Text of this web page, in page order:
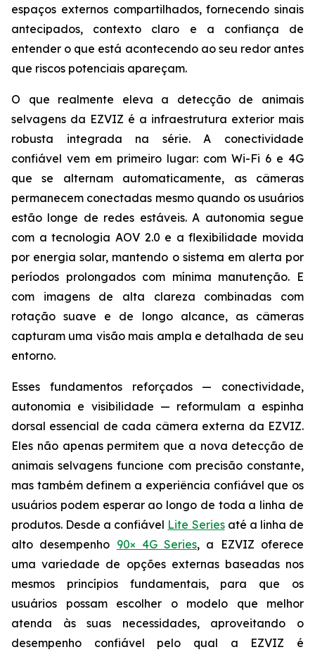
espaços externos compartilhados, fornecendo sinais
antecipados, contexto claro e a confiança de
entender o que está acontecendo ao seu redor antes
que riscos potenciais apareçam.
O que realmente eleva a detecção de animais
selvagens da EZVIZ é a infraestrutura exterior mais
robusta integrada na série. A conectividade
confiável vem em primeiro lugar: com Wi-Fi 6 e 4G
que se alternam automaticamente, as câmeras
permanecem conectadas mesmo quando os usuários
estão longe de redes estáveis. A autonomia segue
com a tecnologia AOV 2.0 e a flexibilidade movida
por energia solar, mantendo o sistema em alerta por
períodos prolongados com mínima manutenção. E
com imagens de alta clareza combinadas com
rotação suave e de longo alcance, as câmeras
capturam uma visão mais ampla e detalhada de seu
entorno.
Esses fundamentos reforçados — conectividade,
autonomia e visibilidade — reformulam a espinha
dorsal essencial de cada câmera externa da EZVIZ.
Eles não apenas permitem que a nova detecção de
animais selvagens funcione com precisão constante,
mas também definem a experiência confiável que os
usuários podem esperar ao longo de toda a linha de
produtos. Desde a confiável Lite Seriesaté a linha de
alto desempenho 90× 4G Series, a EZVIZ oferece
uma variedade de opções externas baseadas nos
mesmos princípios fundamentais, para que os
usuários possam escolher o modelo que melhor
atenda às suas necessidades, aproveitando o
desempenho confiável pelo qual a EZVIZ é